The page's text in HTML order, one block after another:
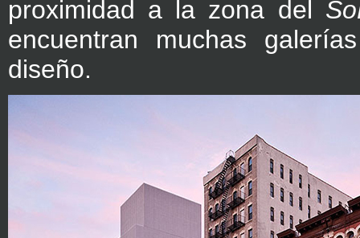
proximidad a la zona del
encuentran muchas
diseño.